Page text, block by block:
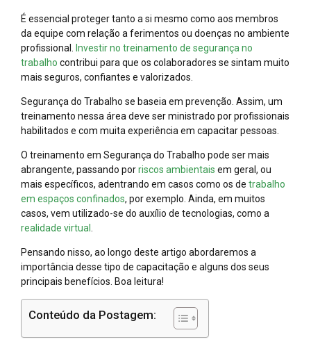
É essencial proteger tanto a si mesmo como aos membros
da equipe com relação a ferimentos ou doenças no ambiente
profissional.
Investir no treinamento de segurança no
trabalho contribui para que os colaboradores se sintam muito
mais seguros, confiantes e valorizados.
Segurança do Trabalho se baseia em prevenção. Assim, um
treinamento nessa área deve ser ministrado por profissionais
habilitados e com muita experiência em capacitar pessoas.
O treinamento em Segurança do Trabalho pode ser mais
abrangente, passando porriscos ambientais em geral, ou
mais específicos, adentrando em casos como os de trabalho
em espaços confinados, por exemplo. Ainda, em muitos
casos, vem utilizado-se do auxílio de tecnologias, como a
realidade virtual
Pensando nisso, ao longo deste artigo abordaremos a
importância desse tipo de capacitação e alguns dos seus
principais benefícios. Boa leitura!
Conteúdo da Postagem: